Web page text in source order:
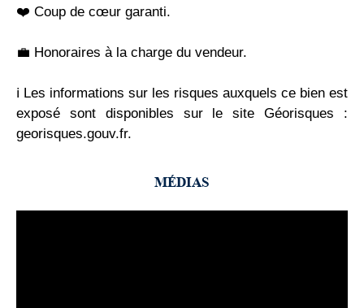
❤️ Coup de cœur garanti.
💼 Honoraires à la charge du vendeur.
ℹ️ Les informations sur les risques auxquels ce bien est
exposé sont disponibles sur le site Géorisques :
georisques.gouv.fr.
MÉDIAS